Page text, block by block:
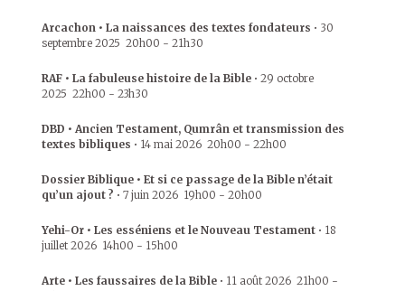
Arcachon • La naissances des textes fondateurs • 30
septembre 2025 20h00 - 21h30
RAF • La fabuleuse histoire de la Bible • 29 octobre
2025 22h00 - 23h30
DBD • Ancien Testament, Qumrân et transmission des
textes bibliques • 14 mai 2026 20h00 - 22h00
Dossier Biblique • Et si ce passage de la Bible n’était
qu’un ajout ? • 7 juin 2026 19h00 - 20h00
Yehi-Or • Les esséniens et le Nouveau Testament • 18
juillet 2026 14h00 - 15h00
Arte • Les faussaires de la Bible • 11 août 2026 21h00 -